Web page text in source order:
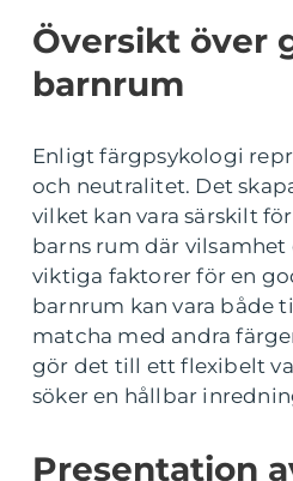
Översikt över
barnrum
Enligt färgpsykologi
och neutralitet. Det
vilket kan vara särskilt
barns rum där
viktiga faktorer för en
barnrum kan vara både
matcha med andra
gör det till ett flexibelt
söker en hållbar
Presentation